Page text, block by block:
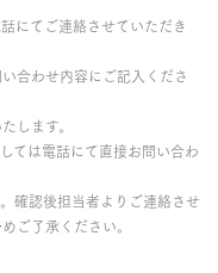
にてご連絡させていただき
合わせ内容にご記入くださ
します。
ては電話にて直接お問い合わ
確認後担当者よりご連絡させ
ご了承ください。